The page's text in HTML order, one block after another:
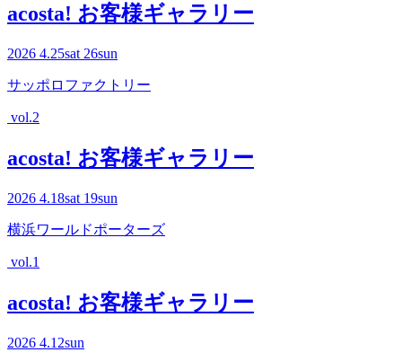
acosta! お客様ギャラリー
2026 4.25sat 26sun
サッポロファクトリー
vol.2
acosta! お客様ギャラリー
2026 4.18sat 19sun
横浜ワールドポーターズ
vol.1
acosta! お客様ギャラリー
2026 4.12sun